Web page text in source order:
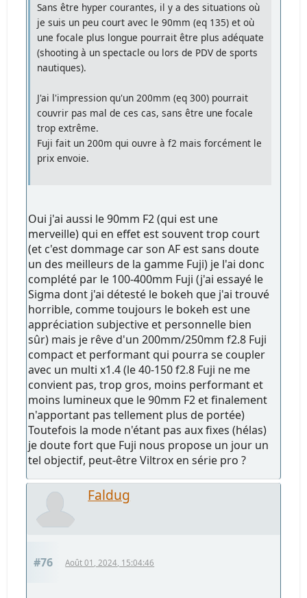
Sans être hyper courantes, il y a des situations où
je suis un peu court avec le 90mm (eq 135) et où
une focale plus longue pourrait être plus adéquate
(shooting à un spectacle ou lors de PDV de sports
nautiques).
J'ai l'impression qu'un 200mm (eq 300) pourrait
couvrir pas mal de ces cas, sans être une focale
trop extrême.
Fuji fait un 200m qui ouvre à f2 mais forcément le
prix envoie.
Oui j'ai aussi le 90mm F2 (qui est une
merveille) qui en effet est souvent trop court
(et c'est dommage car son AF est sans doute
un des meilleurs de la gamme Fuji) je l'ai donc
complété par le 100-400mm Fuji (j'ai essayé le
Sigma dont j'ai détesté le bokeh que j'ai trouvé
horrible, comme toujours le bokeh est une
appréciation subjective et personnelle bien
sûr) mais je rêve d'un 200mm/250mm f2.8 Fuji
compact et performant qui pourra se coupler
avec un multi x1.4 (le 40-150 f2.8 Fuji ne me
convient pas, trop gros, moins performant et
moins lumineux que le 90mm F2 et finalement
n'apportant pas tellement plus de portée)
Toutefois la mode n'étant pas aux fixes (hélas)
je doute fort que Fuji nous propose un jour un
tel objectif, peut-être Viltrox en série pro ?
Faldug
#76 Août 01, 2024, 15:04:46